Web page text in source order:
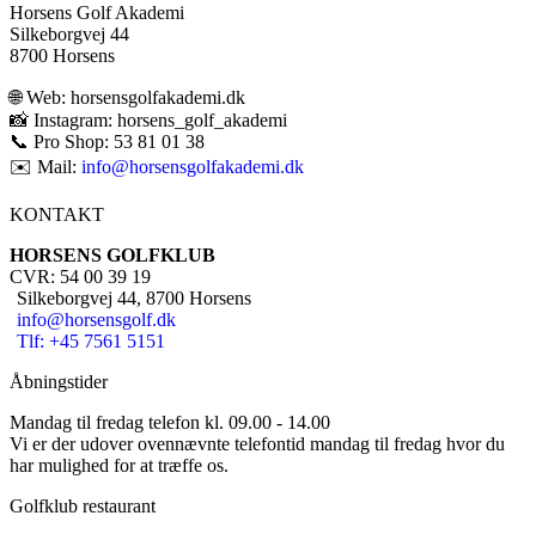
Horsens Golf Akademi
Silkeborgvej 44
8700 Horsens
🌐 Web: horsensgolfakademi.dk
📸 Instagram: horsens_golf_akademi
📞 Pro Shop: 53 81 01 38
✉️ Mail: info@horsensgolfakademi.dk
KONTAKT
HORSENS GOLFKLUB
CVR: 54 00 39 19
Silkeborgvej 44, 8700 Horsens
info@horsensgolf.dk
Tlf: +45 7561 5151
Åbningstider
Mandag til fredag telefon kl. 09.00 - 14.00
Vi er der udover ovennævnte telefontid mandag til fredag hvor du
har mulighed for at træffe os.
Golfklub restaurant